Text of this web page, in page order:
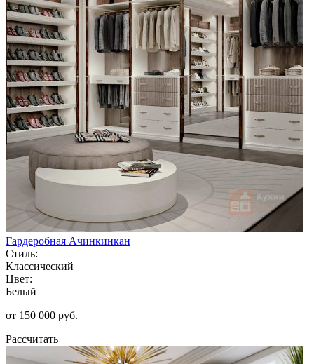
Гардеробная Ачинкинкан
Стиль:
Классический
Цвет:
Белый
от 150 000 руб.
Рассчитать